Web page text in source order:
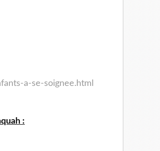
a-se-soignee.html
: